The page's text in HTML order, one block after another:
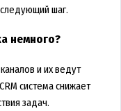
шаг.
немного?
и их ведут
система снижает
задач.